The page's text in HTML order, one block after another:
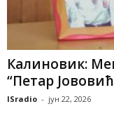
Калиновик:
“Петар
ISradio - јун 22, 2026